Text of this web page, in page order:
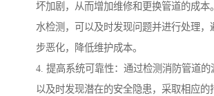
坏加剧，从而增加维修和更换管道的成本
水检测，可以及时发现问题并进行处理，
步恶化，降低维护成本。
4. 提高系统可靠性：通过检测消防管道的
以及时发现潜在的安全隐患，采取相应的